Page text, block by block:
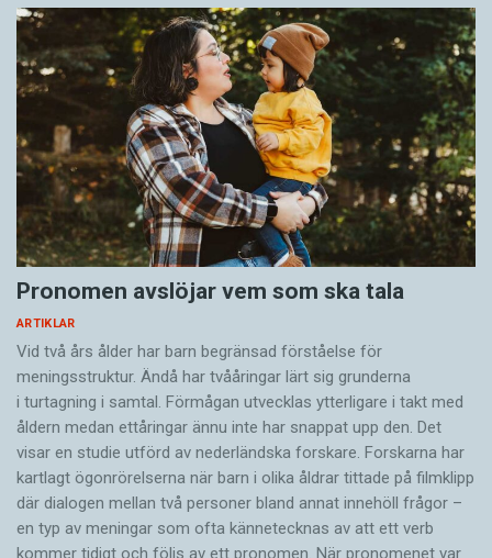
Pronomen avslöjar vem som ska tala
ARTIKLAR
Vid två års ålder har barn begränsad förståelse för
meningsstruktur. Ändå har tvååringar lärt sig grunderna
i turtagning i samtal. Förmågan utvecklas ytterligare i takt med
åldern medan ettåringar ännu inte har snappat upp den. Det
visar en studie utförd av nederländska forskare. Forskarna har
kartlagt ögonrörelserna när barn i olika åldrar tittade på filmklipp
där dialogen mellan två personer bland annat innehöll frågor –
en typ av meningar som ofta kännetecknas av att ett verb
kommer tidigt och följs av ett pronomen. När pronomenet var